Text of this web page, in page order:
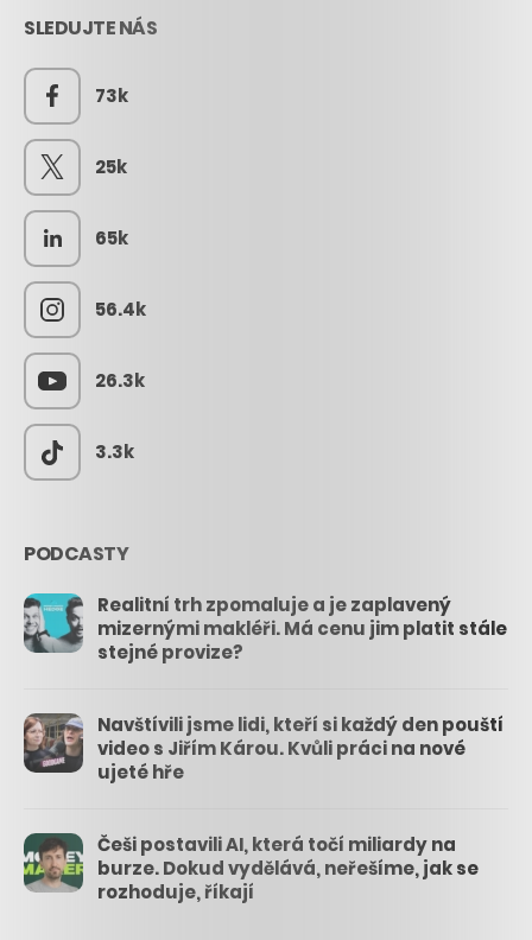
SLEDUJTE NÁS
73k
25k
65k
56.4k
26.3k
3.3k
PODCASTY
Realitní trh zpomaluje a je zaplavený
mizernými makléři. Má cenu jim platit stále
stejné provize?
Navštívili jsme lidi, kteří si každý den pouští
video s Jiřím Károu. Kvůli práci na nové
ujeté hře
Češi postavili AI, která točí miliardy na
burze. Dokud vydělává, neřešíme, jak se
rozhoduje, říkají